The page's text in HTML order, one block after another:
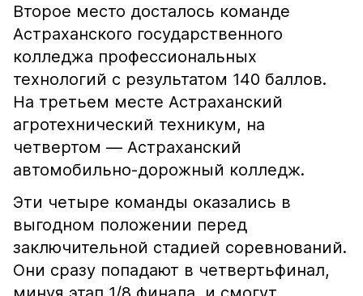
Второе место досталось команде
Астраханского государственного
колледжа профессиональных
технологий с результатом 140 баллов.
На третьем месте Астраханский
агротехнический техникум, на
четвертом — Астраханский
автомобильно-дорожный колледж.
Эти четыре команды оказались в
выгодном положении перед
заключительной стадией соревнований.
Они сразу попадают в четвертьфинал,